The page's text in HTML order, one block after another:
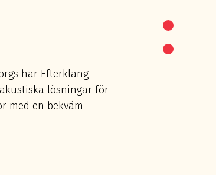
har Efterklang
lösningar för
med en bekväm